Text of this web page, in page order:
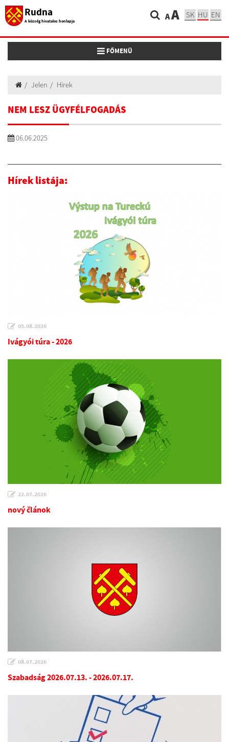
Rudna
A község hivatalos honlapja AA SK HU EN
Toggle navigation
FŐMENÜ
Jelen Hírek
NEM LESZ ÜGYFÉLFOGADÁS
06.06.2025
Hírek listája:
05.08.2026
Ivágyói túra - 2026
22.07.2026
nový článok
08.07.2026
Szabadság 2026.07.13. - 2026.07.17.